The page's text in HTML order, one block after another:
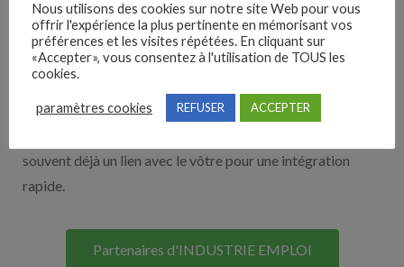
Nos solutions entreprises
Découvrez nos partenaires ! Moteurs de recherches,
multidiffuseurs, sites payant… nombreux sont nos
souvent déjà un lien avec le vôtre pour une intégration
rapide.
Partenaires d'INDUSTRIE EMPLOI
Nous utilisons des cookies sur notre site Web pour vous
offrir l'expérience la plus pertinente en mémorisant vos
préférences et les visites répétées. En cliquant sur
«Accepter», vous consentez à l'utilisation de TOUS les
cookies.
paramètres cookies REFUSER ACCEPTER